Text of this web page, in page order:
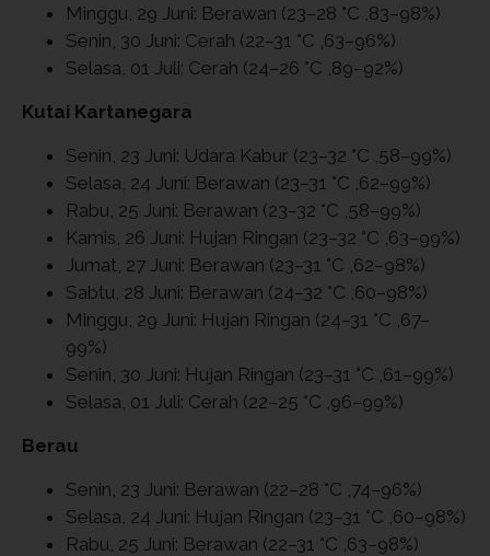
Minggu, 29 Juni: Berawan (23–28 °C ,83–98%)
Senin, 30 Juni: Cerah (22–31 °C ,63–96%)
Selasa, 01 Juli: Cerah (24–26 °C ,89–92%)
Kutai Kartanegara
Senin, 23 Juni: Udara Kabur (23–32 °C ,58–99%)
Selasa, 24 Juni: Berawan (23–31 °C ,62–99%)
Rabu, 25 Juni: Berawan (23–32 °C ,58–99%)
Kamis, 26 Juni: Hujan Ringan (23–32 °C ,63–99%)
Jumat, 27 Juni: Berawan (23–31 °C ,62–98%)
Sabtu, 28 Juni: Berawan (24–32 °C ,60–98%)
Minggu, 29 Juni: Hujan Ringan (24–31 °C ,67–
99%)
Senin, 30 Juni: Hujan Ringan (23–31 °C ,61–99%)
Selasa, 01 Juli: Cerah (22–25 °C ,96–99%)
Berau
Senin, 23 Juni: Berawan (22–28 °C ,74–96%)
Selasa, 24 Juni: Hujan Ringan (23–31 °C ,60–98%)
Rabu, 25 Juni: Berawan (22–31 °C ,63–98%)